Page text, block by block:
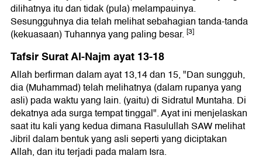
dilihatnya itu dan tidak (pula) melampauinya.
Sesungguhnya dia telah melihat sebahagian tanda-tanda
(kekuasaan) Tuhannya yang paling besar. [3]
Tafsir Surat Al-Najm ayat 13-18
Allah berfirman dalam ayat 13,14 dan 15, "Dan sungguh,
dia (Muhammad) telah melihatnya (dalam rupanya yang
asli) pada waktu yang lain. (yaitu) di Sidratul Muntaha. Di
dekatnya ada surga tempat tinggal". Ayat ini menjelaskan
saat itu kali yang kedua dimana Rasulullah SAW melihat
Jibril dalam bentuk yang asli seperti yang diciptakan
Allah, dan itu terjadi pada malam Isra.